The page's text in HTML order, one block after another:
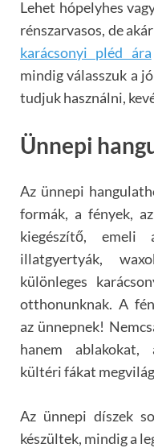
Lehet hópelyhes
rénszarvasos, de
karácsonyi pléd ára
mindig válasszuk a
tudjuk használni,
Ünnepi
Az ünnepi
formák, a fények,
kiegészítő, emeli
illatgyertyák,
különleges
otthonunknak. A
az ünnepnek!
hanem ablakokat,
kültéri fákat
Az ünnepi díszek
készültek, mindig a